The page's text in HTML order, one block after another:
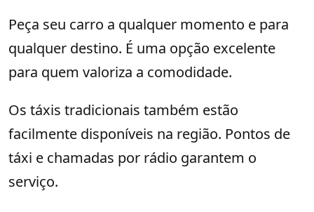
Peça seu carro a qualquer momento e para
qualquer destino. É uma opção excelente
para quem valoriza a comodidade.
Os táxis tradicionais também estão
facilmente disponíveis na região. Pontos de
táxi e chamadas por rádio garantem o
serviço.